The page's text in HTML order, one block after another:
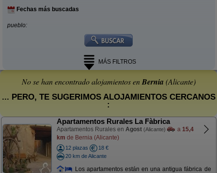
Fechas más buscadas
pueblo:
MÁS FILTROS
No se han encontrado alojamientos enBernia (Alicante)
... PERO, TE SUGERIMOS ALOJAMIENTOS CERCANOS
:
Apartamentos Rurales La Fàbrica
Apartamentos Rurales en Agost (Alicante) a 15,4
km de Bernia (Alicante)
12 plazas
18 €
20 km de Alicante
Los apartamentos están en una antigua fábrica de